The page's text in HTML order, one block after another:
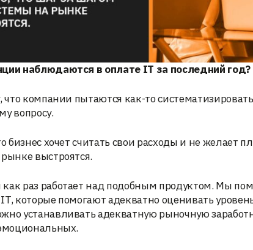
наблюдаются в оплате IT за последний год?
что компании пытаются как-то
вопросу.
бизнес хочет считать свои расходы и не желает
выстроятся.
раз работает над подобным продуктом. Мы
которые помогают адекватно оценивать
устанавливать адекватную рыночную